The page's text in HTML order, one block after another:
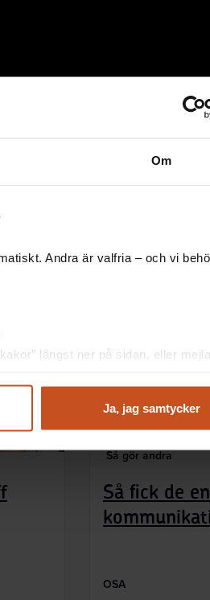
Om
Andra är valfria – och vi
längst ner på sidan, eller mejla
Ja, jag samtycker
Så gör andra
Så fick de
OSA